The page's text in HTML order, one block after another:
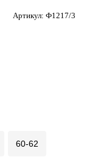
Артикул: Ф1217/3
60-62